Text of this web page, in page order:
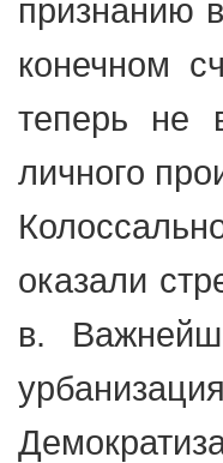
признанию
конечном
теперь не
личного
оказали
в.